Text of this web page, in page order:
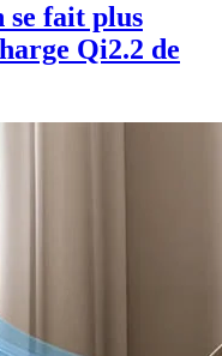
se fait plus
Qi2.2 de